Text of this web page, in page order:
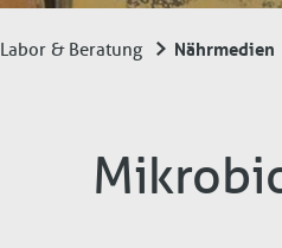
Labor & Beratung Nährmedien